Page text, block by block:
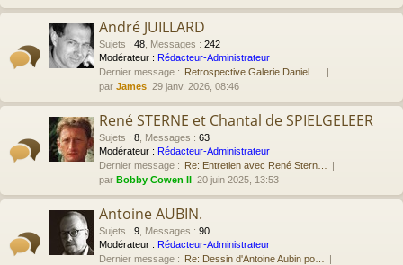
André JUILLARD
Sujets : 48 Messages : 242
Modérateur : Rédacteur-Administrateur
Dernier message : Retrospective Galerie Daniel …
par James , 29 janv. 2026, 08:46
René STERNE et Chantal de SPIELGELEER
Sujets : 8 Messages : 63
Modérateur : Rédacteur-Administrateur
Dernier message : Re: Entretien avec René Stern…
par Bobby Cowen II , 20 juin 2025, 13:53
Antoine AUBIN.
Sujets : 9 Messages : 90
Modérateur : Rédacteur-Administrateur
Dernier message : Re: Dessin d'Antoine Aubin po…